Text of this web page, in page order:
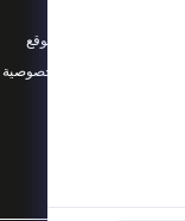
خريطة الموقع
سياسة الخصوصية